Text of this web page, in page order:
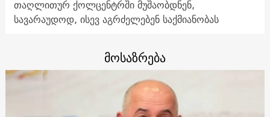
თაღლითურ ქოლცენტრში მუშაობდნენ,
სავარაუდოდ, ისევ აგრძელებენ საქმიანობას
მოსაზრება